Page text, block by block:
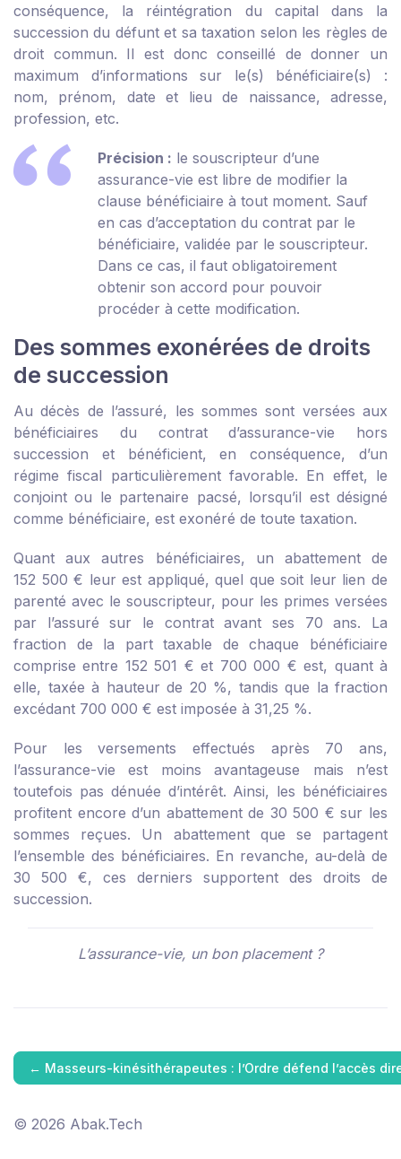
conséquence, la réintégration du capital dans la
succession du défunt et sa taxation selon les règles de
droit commun. Il est donc conseillé de donner un
maximum d’informations sur le(s) bénéficiaire(s) :
nom, prénom, date et lieu de naissance, adresse,
profession, etc.
Précision : le souscripteur d’une
assurance-vie est libre de modifier la
clause bénéficiaire à tout moment. Sauf
en cas d’acceptation du contrat par le
bénéficiaire, validée par le souscripteur.
Dans ce cas, il faut obligatoirement
obtenir son accord pour pouvoir
procéder à cette modification.
Des sommes exonérées de droits
de succession
Au décès de l’assuré, les sommes sont versées aux
bénéficiaires du contrat d’assurance-vie hors
succession et bénéficient, en conséquence, d’un
régime fiscal particulièrement favorable. En effet, le
conjoint ou le partenaire pacsé, lorsqu’il est désigné
comme bénéficiaire, est exonéré de toute taxation.
Quant aux autres bénéficiaires, un abattement de
152 500 € leur est appliqué, quel que soit leur lien de
parenté avec le souscripteur, pour les primes versées
par l’assuré sur le contrat avant ses 70 ans. La
fraction de la part taxable de chaque bénéficiaire
comprise entre 152 501 € et 700 000 € est, quant à
elle, taxée à hauteur de 20 %, tandis que la fraction
excédant 700 000 € est imposée à 31,25 %.
Pour les versements effectués après 70 ans,
l’assurance-vie est moins avantageuse mais n’est
toutefois pas dénuée d’intérêt. Ainsi, les bénéficiaires
profitent encore d’un abattement de 30 500 € sur les
sommes reçues. Un abattement que se partagent
l’ensemble des bénéficiaires. En revanche, au-delà de
30 500 €, ces derniers supportent des droits de
succession.
L’assurance-vie, un bon placement ?
← Masseurs-kinésithérapeutes : l’Ordre défend l’accès
© 2026 Abak.Tech